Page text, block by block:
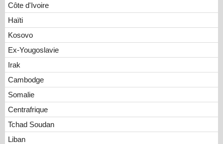
Côte d'Ivoire
Haïti
Kosovo
Ex-Yougoslavie
Irak
Cambodge
Somalie
Centrafrique
Tchad Soudan
Liban